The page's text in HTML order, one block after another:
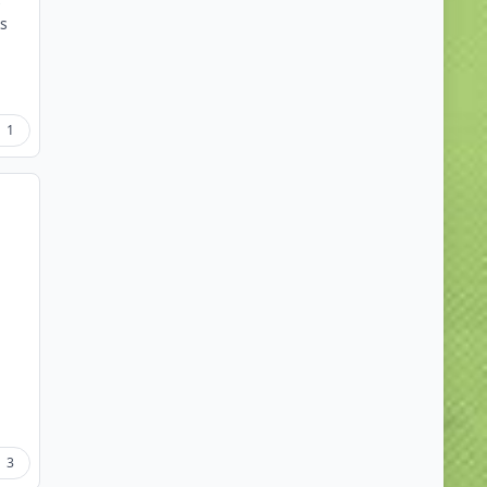
1
3